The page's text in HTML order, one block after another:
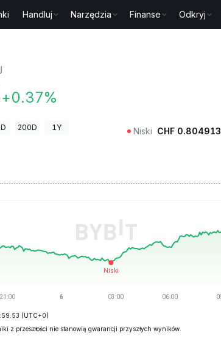
Handluj Narzędzia Finanse Odkryj
+0.37%
200D 1Y Niski CHF 0.804913
(UTC+0)
z przeszłości nie stanowią gwarancji przyszłych wyników.